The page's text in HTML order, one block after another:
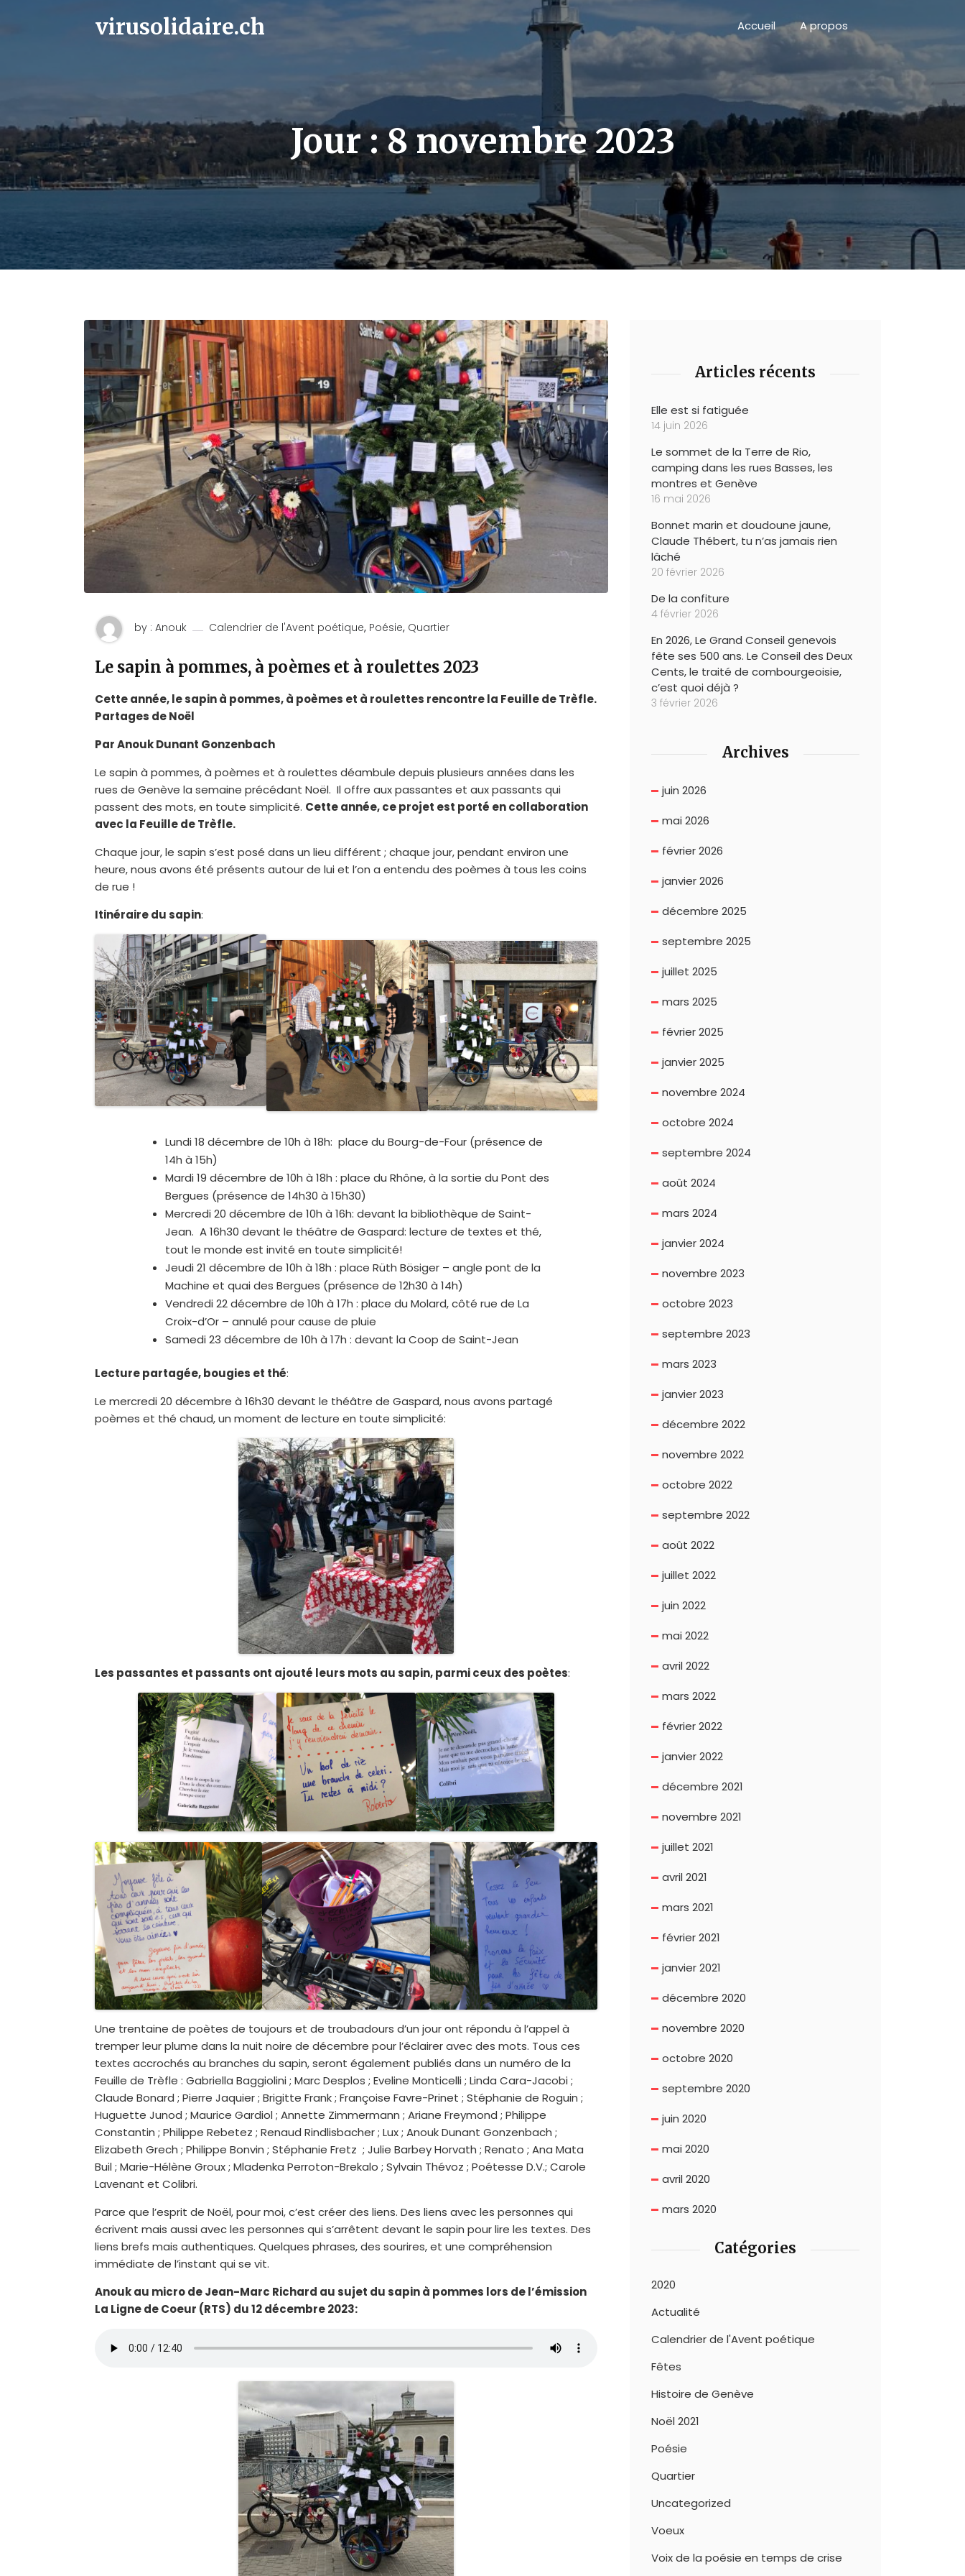
virusolidaire.ch Accueil A propos
Jour :8 novembre 2023
by : Anouk Calendrier de l'Avent poétique, Poésie, Quartier
Le sapin à pommes, à poèmes et à roulettes 2023
Cette année, le sapin à pommes, à poèmes et à roulettes rencontre la Feuille de Trèfle.
Partages de Noël
Par Anouk Dunant Gonzenbach
Le sapin à pommes, à poèmes et à roulettes déambule depuis plusieurs années dans les
rues de Genève la semaine précédant Noël. Il offre aux passantes et aux passants qui
passent des mots, en toute simplicité. Cette année, ce projet est porté en collaboration
avec la Feuille de Trèfle.
Chaque jour, le sapin s’est posé dans un lieu différent ; chaque jour, pendant environ une
heure, nous avons été présents autour de lui et l’on a entendu des poèmes à tous les coins
de rue !
Itinéraire du sapin:
Lundi 18 décembre de 10h à 18h: place du Bourg-de-Four (présence de
14h à 15h)
Mardi 19 décembre de 10h à 18h : place du Rhône, à la sortie du Pont des
Bergues (présence de 14h30 à 15h30)
Mercredi 20 décembre de 10h à 16h: devant la bibliothèque de Saint-
Jean. A 16h30 devant le théâtre de Gaspard: lecture de textes et thé,
tout le monde est invité en toute simplicité!
Jeudi 21 décembre de 10h à 18h : place Rüth Bösiger – angle pont de la
Machine et quai des Bergues (présence de 12h30 à 14h)
Vendredi 22 décembre de 10h à 17h : place du Molard, côté rue de La
Croix-d’Or – annulé pour cause de pluie
Samedi 23 décembre de 10h à 17h : devant la Coop de Saint-Jean
Lecture partagée, bougies et thé:
Le mercredi 20 décembre à 16h30 devant le théâtre de Gaspard, nous avons partagé
poèmes et thé chaud, un moment de lecture en toute simplicité:
Les passantes et passants ont ajouté leurs mots au sapin, parmi ceux des poètes:
Une trentaine de poètes de toujours et de troubadours d’un jour ont répondu à l’appel à
tremper leur plume dans la nuit noire de décembre pour l’éclairer avec des mots. Tous ces
textes accrochés au branches du sapin, seront également publiés dans un numéro de la
Feuille de Trèfle : Gabriella Baggiolini ; Marc Desplos ; Eveline Monticelli ; Linda Cara-Jacobi ;
Claude Bonard ; Pierre Jaquier ; Brigitte Frank ; Françoise Favre-Prinet ; Stéphanie de Roguin ;
Huguette Junod ; Maurice Gardiol ; Annette Zimmermann ; Ariane Freymond ; Philippe
Constantin ; Philippe Rebetez ; Renaud Rindlisbacher ; Lux ; Anouk Dunant Gonzenbach ;
Elizabeth Grech ; Philippe Bonvin ; Stéphanie Fretz ; Julie Barbey Horvath ; Renato ; Ana Mata
Buil ; Marie-Hélène Groux ; Mladenka Perroton-Brekalo ; Sylvain Thévoz ; Poétesse D.V.; Carole
Lavenant et Colibri.
Parce que l’esprit de Noël, pour moi, c’est créer des liens. Des liens avec les personnes qui
écrivent mais aussi avec les personnes qui s’arrêtent devant le sapin pour lire les textes. Des
liens brefs mais authentiques. Quelques phrases, des sourires, et une compréhension
immédiate de l’instant qui se vit.
Anouk au micro de Jean-Marc Richard au sujet du sapin à pommes lors de l’émission
La Ligne de Coeur (RTS) du 12 décembre 2023:
Articles récents
Elle est si fatiguée
14 juin 2026
Le sommet de la Terre de Rio,
camping dans les rues Basses, les
montres et Genève
16 mai 2026
Bonnet marin et doudoune jaune,
Claude Thébert, tu n’as jamais rien
lâché
20 février 2026
De la confiture
4 février 2026
En 2026, Le Grand Conseil genevois
fête ses 500 ans. Le Conseil des Deux
Cents, le traité de combourgeoisie,
c’est quoi déjà ?
3 février 2026
Archives
juin 2026
mai 2026
février 2026
janvier 2026
décembre 2025
septembre 2025
juillet 2025
mars 2025
février 2025
janvier 2025
novembre 2024
octobre 2024
septembre 2024
août 2024
mars 2024
janvier 2024
novembre 2023
octobre 2023
septembre 2023
mars 2023
janvier 2023
décembre 2022
novembre 2022
octobre 2022
septembre 2022
août 2022
juillet 2022
juin 2022
mai 2022
avril 2022
mars 2022
février 2022
janvier 2022
décembre 2021
novembre 2021
juillet 2021
avril 2021
mars 2021
février 2021
janvier 2021
décembre 2020
novembre 2020
octobre 2020
septembre 2020
juin 2020
mai 2020
avril 2020
mars 2020
Catégories
2020
Actualité
Calendrier de l'Avent poétique
Fêtes
Histoire de Genève
Noël 2021
Poésie
Quartier
Uncategorized
Voeux
Voix de la poésie en temps de crise